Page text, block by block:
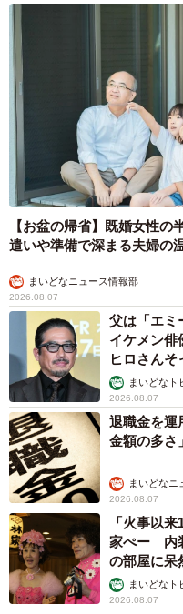
【お盆の帰省】既婚女性
遣いや準備で深まる夫婦の
まいどなニュース情報部
2026.08.07
父は「エ
イケメン俳
ヒロさんそ
まいどなト
2026.08.07
退職金を運
金額の多さ
まいどなニ
2026.08.07
「火事以
家ぺー 内
の部屋に呆
まいどなト
2026.08.07